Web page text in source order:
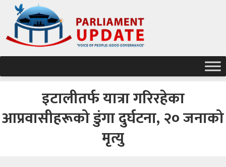
इटालीतर्फ यात्रा गरिरहेका
आप्रवासीहरूको डुंगा दुर्घटना, २० जनाको
मृत्यु